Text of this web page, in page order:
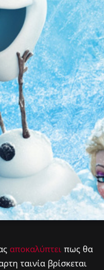
αποκαλύπτει πως θα
ταινία βρίσκεται